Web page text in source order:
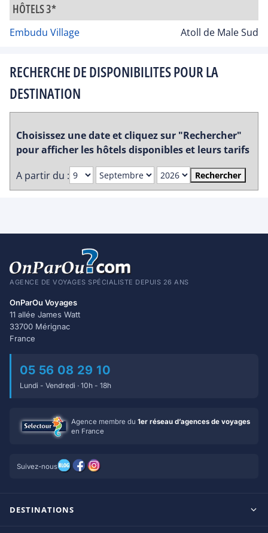
HÔTELS 3*
Embudu Village Atoll de Male Sud
RECHERCHE DE DISPONIBILITES POUR LA
DESTINATION
Choisissez une date et cliquez sur "Rechercher"
pour afficher les hôtels disponibles et leurs tarifs
A partir du :
Rechercher
AGENCE DE VOYAGES SPÉCIALISTE DEPUIS 26 ANS
OnParOu Voyages
11 allée James Watt
33700 Mérignac
France
05 56 08 29 10
Lundi - Vendredi · 10h - 18h
Agence membre du 1er réseau d’agences de voyages
en France
Suivez-nous
DESTINATIONS